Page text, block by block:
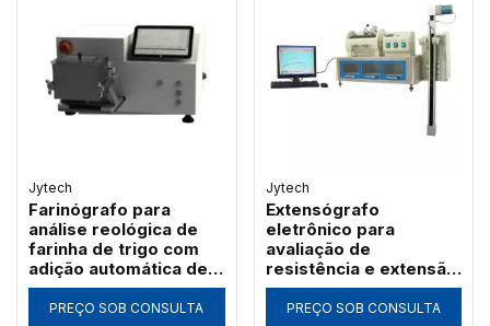
Jytech
Farinógrafo para
análise reológica de
farinha de trigo com
adição automática de
água Jytech PF-T
PREÇO SOB CONSULTA
Jytech
Extensógrafo
eletrônico para
avaliação de
resistência e extensão
da massa de farinha
Jytech JLSD
PREÇO SOB CONSULTA